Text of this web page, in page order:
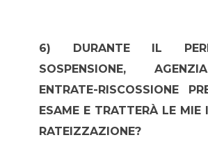
6) DURANTE IL
SOSPENSIONE,
ENTRATE-RISCOSSIONE
ESAME E TRATTERÀ LE MIE
RATEIZZAZIONE?